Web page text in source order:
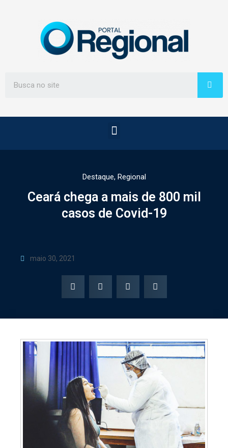
Destaque, Regional
Ceará chega a mais de 800 mil
casos de Covid-19
maio 30, 2021